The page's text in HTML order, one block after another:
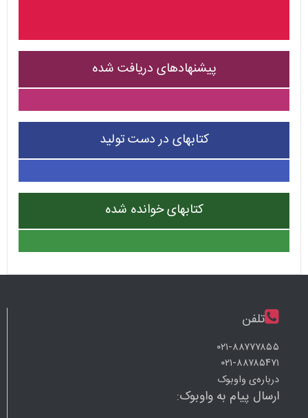
پیشنهادهای دریافت شده
کتابهای در دست تولید
کتابهای خوانده شده
تلفن
۰۲۱-۸۸۷۷۷۸۵۵
۰۲۱-۸۸۷۸۵۴۷۱
درباره‌ی واوبوک
ارسال پیام به واوبوک: